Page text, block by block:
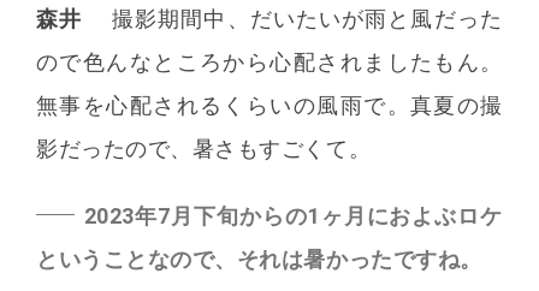
森井
撮影期間中、だいたいが雨と風だった
ので色んなところから心配されましたもん。
無事を心配されるくらいの風雨で。真夏の撮
影だったので、暑さもすごくて。
2023年7月下旬からの1ヶ月におよぶロケ
ということなので、それは暑かったですね。